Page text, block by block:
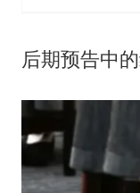
后期预告中